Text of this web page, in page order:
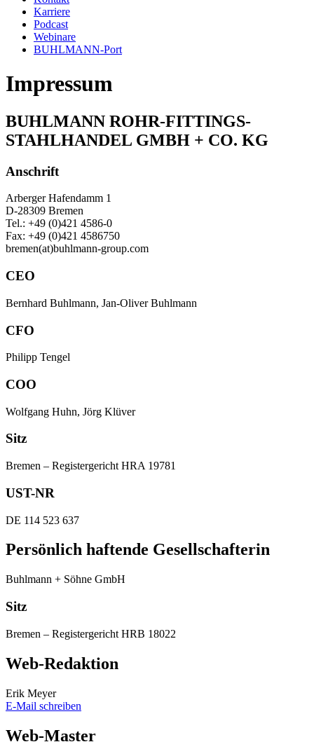
Karriere
Podcast
Webinare
BUHLMANN-Port
Impressum
BUHLMANN ROHR-FITTINGS-
STAHLHANDEL GMBH + CO. KG
Anschrift
Arberger Hafendamm 1
D-28309 Bremen
Tel.: +49 (0)421 4586-0
Fax: +49 (0)421 4586750
bremen(at)buhlmann-group.com
CEO
Bernhard Buhlmann, Jan-Oliver Buhlmann
CFO
Philipp Tengel
COO
Wolfgang Huhn, Jörg Klüver
Sitz
Bremen – Registergericht HRA 19781
UST-NR
DE 114 523 637
Persönlich haftende Gesellschafterin
Buhlmann + Söhne GmbH
Sitz
Bremen – Registergericht HRB 18022
Web-Redaktion
Erik Meyer
E-Mail schreiben
Web-Master